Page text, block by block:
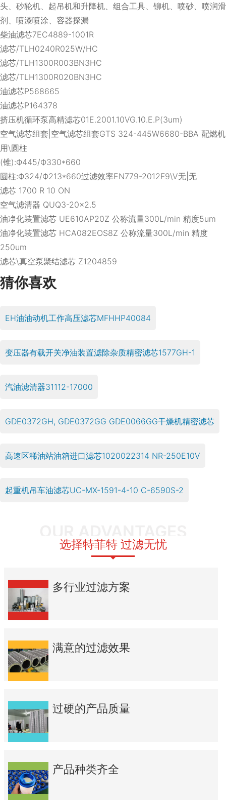
头、砂轮机、起吊机和升降机、组合工具、铆机、喷砂、喷润滑
剂、喷漆喷涂、容器探漏
柴油滤芯7EC4889-1001R
滤芯/TLH0240R025W/HC
滤芯/TLH1300R003BN3HC
滤芯/TLH1300R020BN3HC
油滤芯P568665
油滤芯P164378
挤压机循环泵高精滤芯01E.2001.10VG.10.E.P(3um)
空气滤芯组套|空气滤芯组套GTS 324-445W6680-BBA 配燃机
用\圆柱
(锥):Ф445/Ф330*660
圆柱:Ф324/Ф213*660过滤效率EN779-2012F9\V无|无
滤芯 1700 R 10 ON
空气滤清器 QUQ3-20×2.5
油净化装置滤芯 UE610AP20Z 公称流量300L/min 精度5um
油净化装置滤芯 HCA082EOS8Z 公称流量300L/min 精度
250um
滤芯\真空泵聚结滤芯 Z1204859
猜你喜欢
EH油油动机工作高压滤芯MFHHP40084
变压器有载开关净油装置滤除杂质精密滤芯1577GH-1
汽油滤清器31112-17000
GDE0372GH, GDE0372GG GDE0066GG干燥机精密滤芯
高速区稀油站油箱进口滤芯1020022314 NR-250E10V
起重机吊车油滤芯UC-MX-1591-4-10 C-6590S-2
选择特菲特 过滤无忧
多行业过滤方案
满意的过滤效果
过硬的产品质量
产品种类齐全